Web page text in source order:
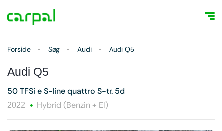
Forside Søg Audi Audi Q5
Audi Q5
50 TFSi e S-line quattro S-tr. 5d
2022 Hybrid (Benzin + El)